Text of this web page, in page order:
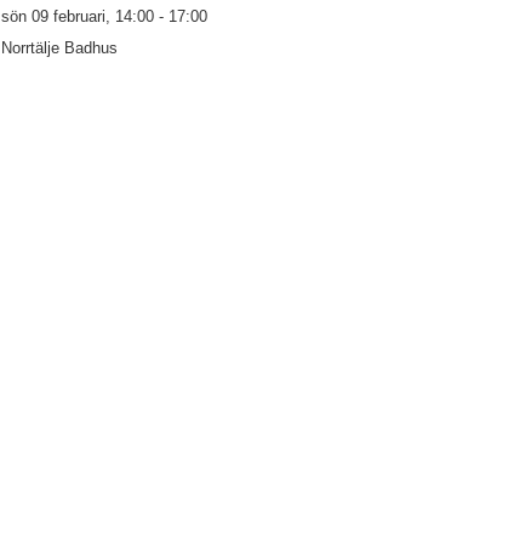
sön 09 februari, 14:00 - 17:00
Norrtälje Badhus